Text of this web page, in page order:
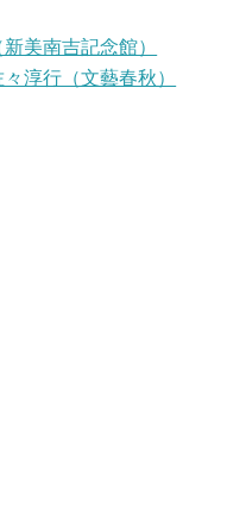
美南吉記念館）
淳行（文藝春秋）